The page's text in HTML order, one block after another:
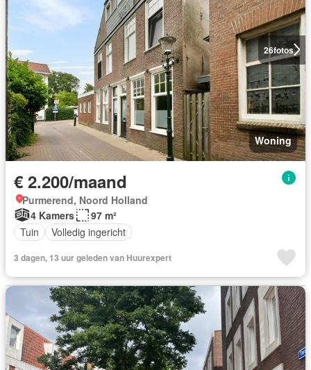
26fotos
Woning
€ 2.200/maand
Purmerend, Noord Holland
4 Kamers
97 m²
Tuin
Volledig ingericht
3 dagen, 13 uur geleden van Huurexpert